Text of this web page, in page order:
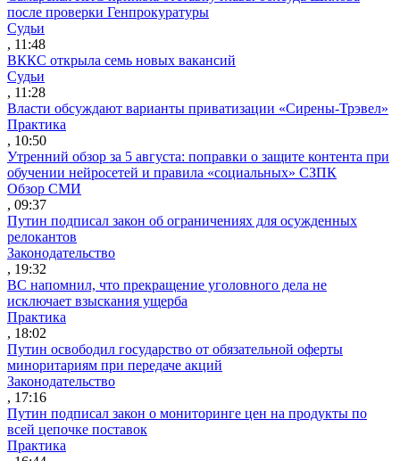
после проверки Генпрокуратуры
Судьи
, 11:48
ВККС открыла семь новых вакансий
Судьи
, 11:28
Власти обсуждают варианты приватизации «Сирены-Трэвел»
Практика
, 10:50
Утренний обзор за 5 августа: поправки о защите контента при
обучении нейросетей и правила «социальных» СЗПК
Обзор СМИ
, 09:37
Путин подписал закон об ограничениях для осужденных
релокантов
Законодательство
, 19:32
ВС напомнил, что прекращение уголовного дела не
исключает взыскания ущерба
Практика
, 18:02
Путин освободил государство от обязательной оферты
миноритариям при передаче акций
Законодательство
, 17:16
Путин подписал закон о мониторинге цен на продукты по
всей цепочке поставок
Практика